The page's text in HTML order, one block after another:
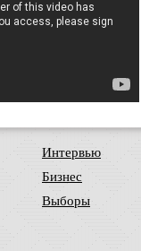
Интервью
Бизнес
Выборы